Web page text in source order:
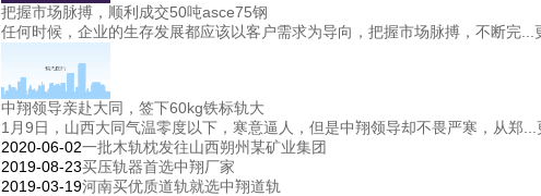
把握市场脉搏，顺利成交50吨asce75钢
任何时候，企业的生存发展都应该以客户需求为导向，把握市场脉搏，不断完...
中翔领导亲赴大同，签下60kg铁标轨大
1月9日，山西大同气温零度以下，寒意逼人，但是中翔领导却不畏严寒，从郑...
2020-06-02一批木轨枕发往山西朔州某矿业集团
2019-08-23买压轨器首选中翔厂家
2019-03-19河南买优质道轨就选中翔道轨